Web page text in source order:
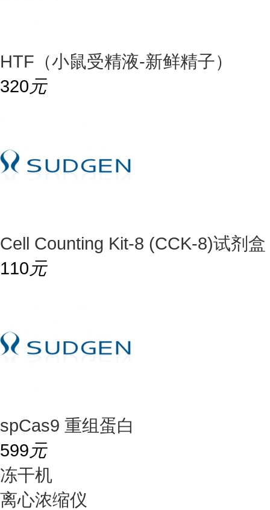
HTF（小鼠受精液-新鲜精子）
320元
Cell Counting Kit-8 (CCK-8)试剂盒
110元
spCas9 重组蛋白
599元
冻干机
离心浓缩仪